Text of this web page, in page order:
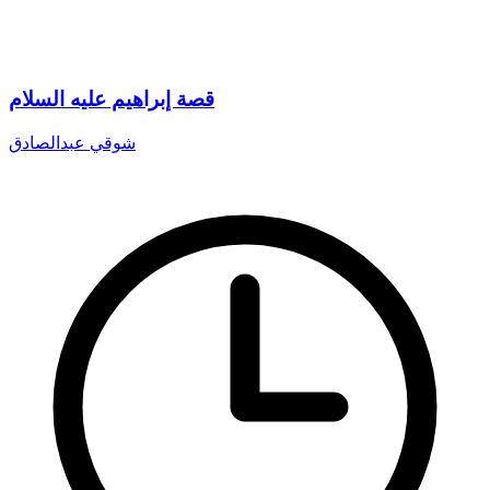
قصة إبراهيم عليه السلام
شوقي عبدالصادق